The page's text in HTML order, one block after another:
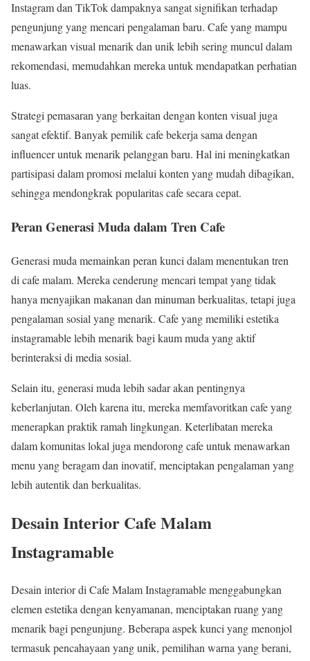
Instagram dan TikTok dampaknya sangat signifikan terhadap
pengunjung yang mencari pengalaman baru. Cafe yang mampu
menawarkan visual menarik dan unik lebih sering muncul dalam
rekomendasi, memudahkan mereka untuk mendapatkan perhatian
luas.
Strategi pemasaran yang berkaitan dengan konten visual juga
sangat efektif. Banyak pemilik cafe bekerja sama dengan
influencer untuk menarik pelanggan baru. Hal ini meningkatkan
partisipasi dalam promosi melalui konten yang mudah dibagikan,
sehingga mendongkrak popularitas cafe secara cepat.
Peran Generasi Muda dalam Tren Cafe
Generasi muda memainkan peran kunci dalam menentukan tren
di cafe malam. Mereka cenderung mencari tempat yang tidak
hanya menyajikan makanan dan minuman berkualitas, tetapi juga
pengalaman sosial yang menarik. Cafe yang memiliki estetika
instagramable lebih menarik bagi kaum muda yang aktif
berinteraksi di media sosial.
Selain itu, generasi muda lebih sadar akan pentingnya
keberlanjutan. Oleh karena itu, mereka memfavoritkan cafe yang
menerapkan praktik ramah lingkungan. Keterlibatan mereka
dalam komunitas lokal juga mendorong cafe untuk menawarkan
menu yang beragam dan inovatif, menciptakan pengalaman yang
lebih autentik dan berkualitas.
Desain Interior Cafe Malam
Instagramable
Desain interior di Cafe Malam Instagramable menggabungkan
elemen estetika dengan kenyamanan, menciptakan ruang yang
menarik bagi pengunjung. Beberapa aspek kunci yang menonjol
termasuk pencahayaan yang unik, pemilihan warna yang berani,